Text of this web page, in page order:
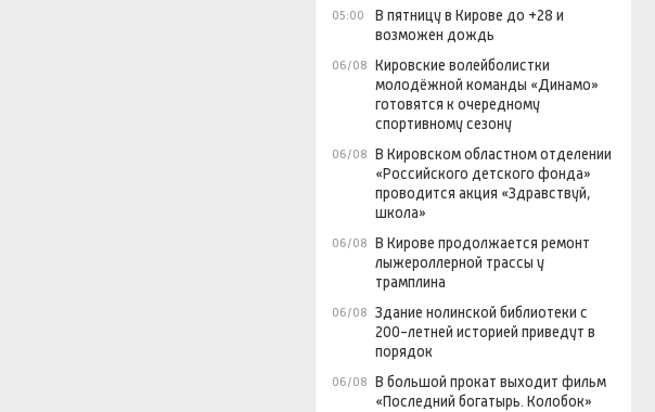
05:00
В пятницу в Кирове до +28 и
возможен дождь
06/08 Кировские волейболистки
молодёжной команды «Динамо»
готовятся к очередному
спортивному сезону
06/08 В Кировском областном отделении
«Российского детского фонда»
проводится акция «Здравствуй,
школа»
06/08 В Кирове продолжается ремонт
лыжероллерной трассы у
трамплина
06/08 Здание нолинской библиотеки с
200-летней историей приведут в
порядок
06/08 В большой прокат выходит фильм
«Последний богатырь. Колобок»